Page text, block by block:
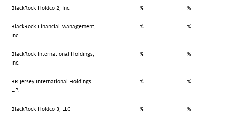
BlackRock Holdco 2, Inc. % %
BlackRock Financial Management,
Inc.
% %
BlackRock International Holdings,
Inc.
% %
BR Jersey International Holdings
L.P.
% %
BlackRock Holdco 3, LLC % %